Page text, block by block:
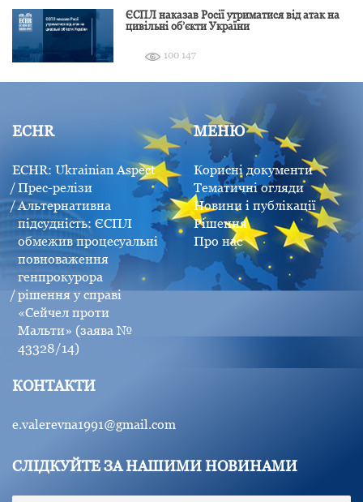
ЄСПЛ наказав Росії утриматися від атак на
цивільні об’єкти України
100 147
ECHR
ECHR: Ukrainian Aspect
Прес-релізи
Альтернативна
підсудність: ЄСПЛ
обмежив процесуальні
повноваження
генпрокурора
рішення у справі
«Сейчел проти
Мальти» (заява №
43328/14)
МЕНЮ
Корисні документи
Тематичні огляди
Новини і публікації
Рішення
Про нас
КОНТАКТИ
e.valerevna1991@gmail.com
СЛІДКУЙТЕ ЗА НАШИМИ НОВИНАМИ